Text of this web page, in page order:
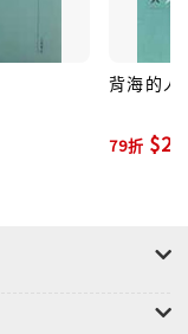
背海的人
79折